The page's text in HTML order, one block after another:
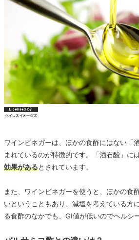
ワインビネガーは、ほかの食酢にはない「
まれているのが特徴的です。「酒石酸」には
効果があるとされています。
また、ワインビネガーを使うと、ほかの食
いということもあり、減塩を考えている方
る食酢のなかでも、GI値が低いのでヘルシ